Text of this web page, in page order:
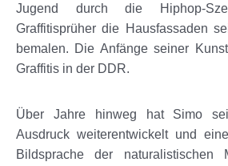
Jugend durch die Hiphop-
Graffitisprüher die Hausfassaden
bemalen. Die Anfänge seiner
Graffitis in der DDR.
Über Jahre hinweg hat Simo
Ausdruck weiterentwickelt und
Bildsprache der naturalistischen